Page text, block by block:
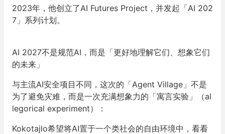
2023年，他创立了AI Futures Project，并发起「AI 202
7」系列计划。
AI 2027不是规范AI，而是「更好地理解它们、想象它们
的未来」
与主流AI安全项目不同，这次的「Agent Village」不是
为了避免灾难，而是一次充满想象力的「寓言实验」（al
legorical experiment）：
Kokotajlo希望将AI置于一个类社会的自由环境中，看看